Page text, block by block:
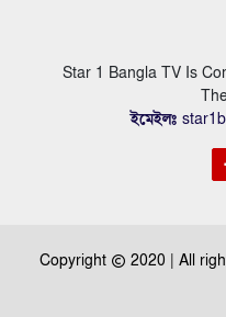
Star 1 Bangla TV Is
ইমেইলঃ
Copyright 2020 | All